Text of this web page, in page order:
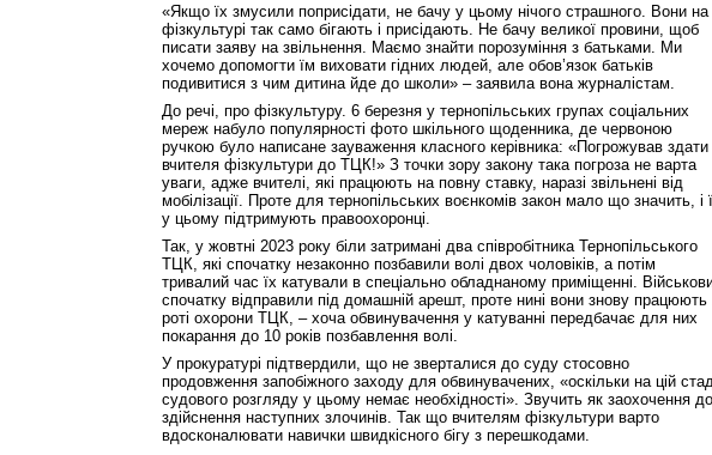
«Якщо їх змусили поприсідати, не бачу у цьому нічого страшного. Вони на
фізкультурі так само бігають і присідають. Не бачу великої провини, щоб
писати заяву на звільнення. Маємо знайти порозуміння з батьками. Ми
хочемо допомогти їм виховати гідних людей, але обов’язок батьків
подивитися з чим дитина йде до школи» – заявила вона журналістам.
До речі, про фізкультуру. 6 березня у тернопільських групах соціальних
мереж набуло популярності фото шкільного щоденника, де червоною
ручкою було написане зауваження класного керівника: «Погрожував здати
вчителя фізкультури до ТЦК!» З точки зору закону така погроза не варта
уваги, адже вчителі, які працюють на повну ставку, наразі звільнені від
мобілізації. Проте для тернопільських воєнкомів закон мало що значить, і
у цьому підтримують правоохоронці.
Так, у жовтні 2023 року біли затримані два співробітника Тернопільського
ТЦК, які спочатку незаконно позбавили волі двох чоловіків, а потім
тривалий час їх катували в спеціально обладнаному приміщенні.
спочатку відправили під домашній арешт, проте нині вони знову працюють
роті охорони ТЦК, – хоча обвинувачення у катуванні передбачає для них
покарання до 10 років позбавлення волі.
У прокуратурі підтвердили, що не зверталися до суду стосовно
продовження запобіжного заходу для обвинувачених, «оскільки на цій
судового розгляду у цьому немає необхідності». Звучить як заохочення до
здійснення наступних злочинів. Так що вчителям фізкультури варто
вдосконалювати навички швидкісного бігу з перешкодами.